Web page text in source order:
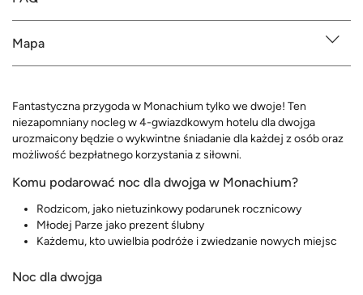
Mapa
Fantastyczna przygoda w Monachium tylko we dwoje! Ten
niezapomniany nocleg w 4-gwiazdkowym hotelu dla dwojga
urozmaicony będzie o wykwintne śniadanie dla każdej z osób oraz
możliwość bezpłatnego korzystania z siłowni.
Komu podarować noc dla dwojga w Monachium?
Rodzicom, jako nietuzinkowy podarunek rocznicowy
Młodej Parze jako prezent ślubny
Każdemu, kto uwielbia podróże i zwiedzanie nowych miejsc
Noc dla dwojga